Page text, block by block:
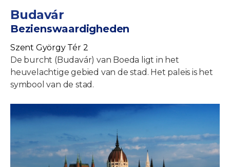
Budavár
Bezienswaardigheden
Szent György Tér 2
De burcht (Budavár) van Boeda ligt in het
heuvelachtige gebied van de stad. Het paleis is het
symbool van de stad.